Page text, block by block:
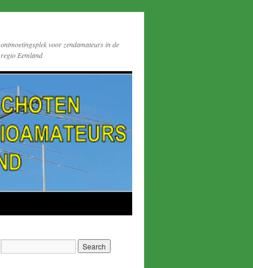
ontmoetingsplek voor zendamateurs in de
regio Eemland